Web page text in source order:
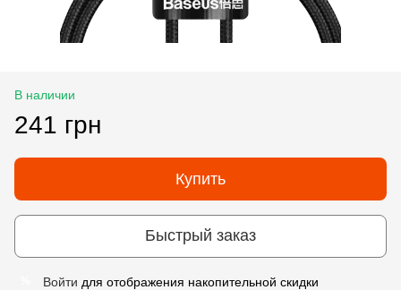
В наличии
241 грн
Купить
Быстрый заказ
Войти для отображения накопительной скидки